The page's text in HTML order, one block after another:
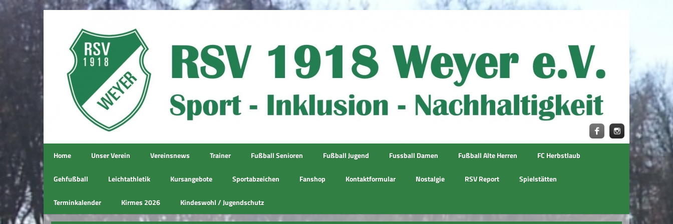
Home Unser Verein Vereinsnews Trainer Fußball Senioren Fußball Jugend Fussball Damen Fußball Alte Herren FC Herbstlaub
Gehfußball Leichtathletik Kursangebote Sportabzeichen Fanshop Kontaktformular Nostalgie RSV Report Spielstätten
Terminkalender Kirmes 2026 Kindeswohl / Jugendschutz